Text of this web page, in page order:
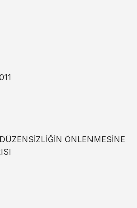
ÖNLENMESİNE